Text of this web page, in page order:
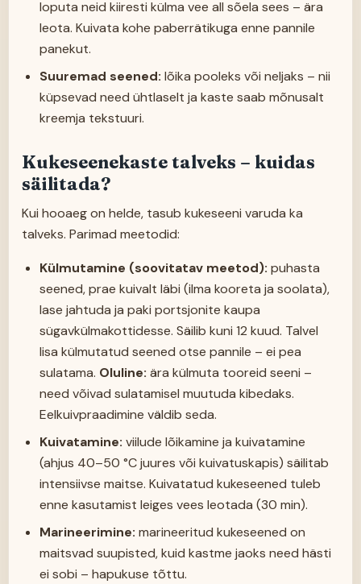
loputa neid kiiresti külma vee all sõela sees – ära
leota. Kuivata kohe paberrätikuga enne pannile
panekut.
Suuremad seened: lõika pooleks või neljaks – nii
küpsevad need ühtlaselt ja kaste saab mõnusalt
kreemja tekstuuri.
Kukeseenekaste talveks – kuidas
säilitada?
Kui hooaeg on helde, tasub kukeseeni varuda ka
talveks. Parimad meetodid:
Külmutamine (soovitatav meetod): puhasta
seened, prae kuivalt läbi (ilma kooreta ja soolata),
lase jahtuda ja paki portsjonite kaupa
sügavkülmakottidesse. Säilib kuni 12 kuud. Talvel
lisa külmutatud seened otse pannile – ei pea
sulatama. Oluline: ära külmuta tooreid seeni –
need võivad sulatamisel muutuda kibedaks.
Eelkuivpraadimine väldib seda.
Kuivatamine: viilude lõikamine ja kuivatamine
(ahjus 40–50 °C juures või kuivatuskapis) säilitab
intensiivse maitse. Kuivatatud kukeseened tuleb
enne kasutamist leiges vees leotada (30 min).
Marineerimine: marineeritud kukeseened on
maitsvad suupisted, kuid kastme jaoks need hästi
ei sobi – hapukuse tõttu.